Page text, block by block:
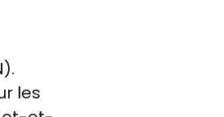
les